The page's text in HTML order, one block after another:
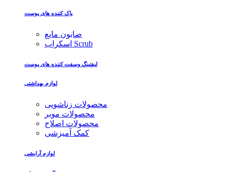
پاک کننده های پوست
صابون مایع
اسکراب Scrub
لیفتینگ وسفت کننده های پوست
لوازم بهداشتی
محصولات زناشویی
محصولات موبر
محصولات اصلاح
کمک آمیزشی
لوازم آرایشی